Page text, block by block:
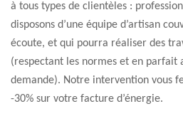
à tous types de clientèles :
disposons d’une équipe d’artisan
écoute, et qui pourra réaliser des
(respectant les normes et en parfait
demande). Notre intervention vous
-30% sur votre facture d’énergie.